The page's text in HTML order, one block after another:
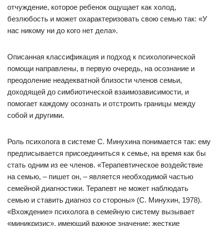
отчуждение, которое ребенок ощущает как холод,
безлюбость и может охарактеризовать свою семью так: «У
нас никому ни до кого нет дела».
Описанная классификация и подход к психологической
помощи направлены, в первую очередь, на осознание и
преодоление неадекватной близости членов семьи,
доходящей до симбиотической взаимозависимости, и
помогает каждому осознать и отстроить границы между
собой и другими.
Роль психолога в системе С. Минухина понимается так: ему
предписывается присоединиться к семье, на время как бы
стать одним из ее членов. «Терапевтическое воздействие
на семью, – пишет он, – является необходимой частью
семейной диагностики. Терапевт не может наблюдать
семью и ставить диагноз со стороны» (С. Минухин, 1978).
«Вхождение» психолога в семейную систему вызывает
«миникризис», имеющий важное значение: жесткие